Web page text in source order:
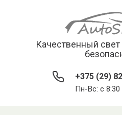
Качественный свет
+375 (29)
Пн-Вс: с 8:30